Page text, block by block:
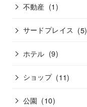
不動産 (1)
サードプレイス (5)
ホテル (9)
ショップ (11)
公園 (10)